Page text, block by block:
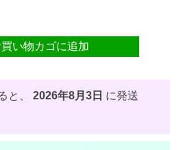
い物カゴに追加
と、 2026年8月3日 に発送